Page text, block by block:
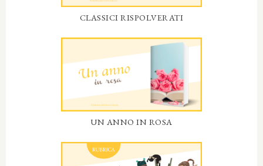
CLASSICI RISPOLVERATI
UN ANNO IN ROSA